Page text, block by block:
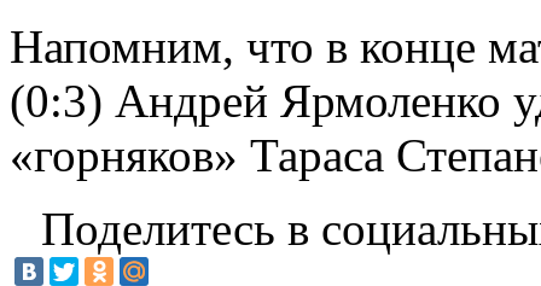
Напомним, что в конце
(0:3) Андрей Ярмоленко
«горняков» Тараса
Поделитесь в